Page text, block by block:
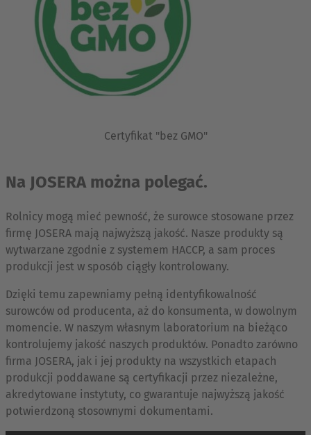
Certyfikat "bez GMO"
Na JOSERA można polegać.
Rolnicy mogą mieć pewność, że surowce stosowane przez
firmę JOSERA mają najwyższą jakość. Nasze produkty są
wytwarzane zgodnie z systemem HACCP, a sam proces
produkcji jest w sposób ciągły kontrolowany.
Dzięki temu zapewniamy pełną identyfikowalność
surowców od producenta, aż do konsumenta, w dowolnym
momencie. W naszym własnym laboratorium na bieżąco
kontrolujemy jakość naszych produktów. Ponadto zarówno
firma JOSERA, jak i jej produkty na wszystkich etapach
produkcji poddawane są certyfikacji przez niezależne,
akredytowane instytuty, co gwarantuje najwyższą jakość
potwierdzoną stosownymi dokumentami.